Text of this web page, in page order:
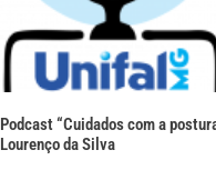
Podcast “Cuidados com a
Lourenço da Silva